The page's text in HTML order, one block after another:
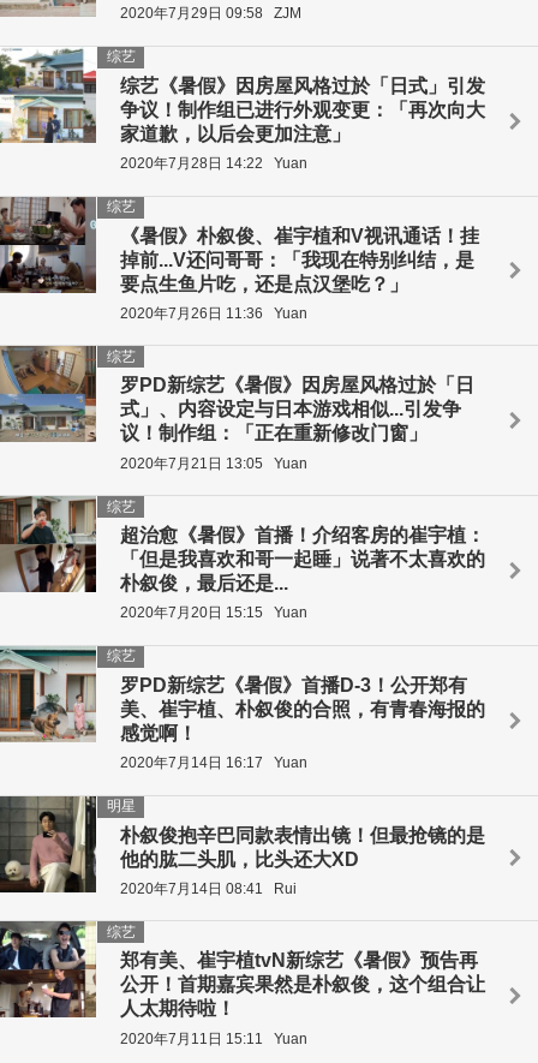
2020年7月29日 09:58 ZJM
综艺《暑假》因房屋风格过於「日式」引发
争议！制作组已进行外观变更：「再次向大
家道歉，以后会更加注意」
综艺
2020年7月28日 14:22 Yuan
《暑假》朴叙俊、崔宇植和V视讯通话！挂
掉前...V还问哥哥：「我现在特别纠结，是
要点生鱼片吃，还是点汉堡吃？」
综艺
2020年7月26日 11:36 Yuan
罗PD新综艺《暑假》因房屋风格过於「日
式」、内容设定与日本游戏相似...引发争
议！制作组：「正在重新修改门窗」
综艺
2020年7月21日 13:05 Yuan
超治愈《暑假》首播！介绍客房的崔宇植：
「但是我喜欢和哥一起睡」说著不太喜欢的
朴叙俊，最后还是...
综艺
2020年7月20日 15:15 Yuan
罗PD新综艺《暑假》首播D-3！公开郑有
美、崔宇植、朴叙俊的合照，有青春海报的
感觉啊！
综艺
2020年7月14日 16:17 Yuan
朴叙俊抱辛巴同款表情出镜！但最抢镜的是
他的肱二头肌，比头还大XD
明星
2020年7月14日 08:41 Rui
郑有美、崔宇植tvN新综艺《暑假》预告再
公开！首期嘉宾果然是朴叙俊，这个组合让
人太期待啦！
综艺
2020年7月11日 15:11 Yuan